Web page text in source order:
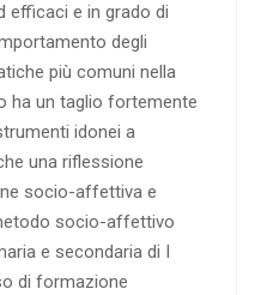
efficaci e in grado di
degli
più comuni nella
ha un taglio fortemente
idonei a
una riflessione
socio-affettiva e
socio-affettivo
e secondaria di I
di formazione